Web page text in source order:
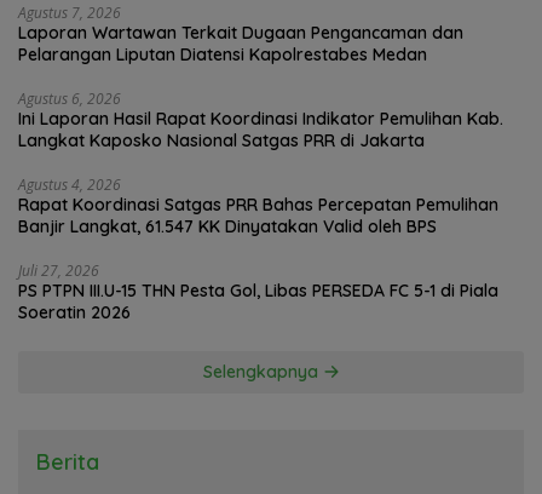
Agustus 7, 2026
Laporan Wartawan Terkait Dugaan Pengancaman dan
Pelarangan Liputan Diatensi Kapolrestabes Medan
Agustus 6, 2026
Ini Laporan Hasil Rapat Koordinasi Indikator Pemulihan Kab.
Langkat Kaposko Nasional Satgas PRR di Jakarta
Agustus 4, 2026
Rapat Koordinasi Satgas PRR Bahas Percepatan Pemulihan
Banjir Langkat, 61.547 KK Dinyatakan Valid oleh BPS
Juli 27, 2026
PS PTPN III.U-15 THN Pesta Gol, Libas PERSEDA FC 5-1 di Piala
Soeratin 2026
Selengkapnya
Berita